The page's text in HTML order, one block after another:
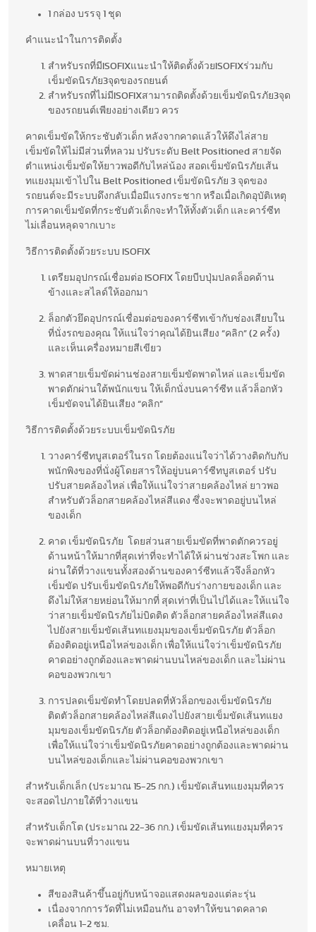
1 กล่อง บรรจุ 1 ชุด
คำแนะนำในการติดตั้ง
สำหรับรถที่มีISOFIXแนะนำให้ติดตั้งด้วยISOFIXร่วมกับ
เข็มขัดนิรภัย3จุดของรถยนต์
สำหรับรถที่ไม่มีISOFIXสามารถติดตั้งด้วยเข็มขัดนิรภัย3จุด
ของรถยนต์เพียงอย่างเดียว ควร
คาดเข็มขัดให้กระชับตัวเด็ก หลังจากคาดแล้วให้ดึงไล่สาย
เข็มขัดให้ไม่มีส่วนที่หลวม ปรับระดับ Belt Positioned สายจัด
ตำแหน่งเข็มขัดให้ยาวพอดีกับไหล่น้อง สอดเข็มขัดนิรภัยเส้น
ทแยงมุมเข้าไปใน Belt Positioned เข็มขัดนิรภัย 3 จุดของ
รถยนต์จะมีระบบดึงกลับเมื่อมีแรงกระชาก หรือเมื่อเกิดอุบัติเหตุ
การคาดเข็มขัดที่กระชับตัวเด็กจะทำให้ทั้งตัวเด็ก และคาร์ซีท
ไม่เลื่อนหลุดจากเบาะ
วิธีการติดตั้งด้วยระบบ ISOFIX
เตรียมอุปกรณ์เชื่อมต่อ ISOFIX โดยบีบปุ่มปลดล็อคด้าน
ข้างและสไลด์ให้ออกมา
ล็อกตัวยึดอุปกรณ์เชื่อมต่อของคาร์ซีทเข้ากับช่องเสียบใน
ที่นั่งรถของคุณ ให้แน่ใจว่าคุณได้ยินเสียง “คลิก” (2 ครั้ง)
และเห็นเครื่องหมายสีเขียว
พาดสายเข็มขัดผ่านช่องสายเข็มขัดพาดไหล่ และเข็มขัด
พาดตักผ่านใต้พนักแขน ให้เด็กนั่งบนคาร์ซีท แล้วล็อกหัว
เข็มขัดจนได้ยินเสียง “คลิก”
วิธีการติดตั้งด้วยระบบเข็มขัดนิรภัย
วางคาร์ซีทบูสเตอร์ในรถ โดยต้องแน่ใจว่าได้วางติดกับกับ
พนักพิงของที่นั่งผู้โดยสารให้อยู่บนคาร์ซีทบูสเตอร์ ปรับ
ปรับสายคล้องไหล่ เพื่อให้แน่ใจว่าสายคล้องไหล่ ยาวพอ
สำหรับตัวล็อกสายคล้องไหล่สีแดง ซึ่งจะพาดอยู่บนไหล่
ของเด็ก
คาด เข็มขัดนิรภัย โดยส่วนสายเข็มขัดที่พาดตักควรอยู่
ด้านหน้าให้มากที่สุดเท่าที่จะทำได้ให้ ผ่านช่วงสะโพก และ
ผ่านใต้ที่วางแขนทั้งสองด้านของคาร์ซีทแล้วจึงล็อกหัว
เข็มขัด ปรับเข็มขัดนิรภัยให้พอดีกับร่างกายของเด็ก และ
ดึงไม่ให้สายหย่อนให้มากที่ สุดเท่าที่เป็นไปได้และให้แน่ใจ
ว่าสายเข็มขัดนิรภัยไม่บิดติด ตัวล็อกสายคล้องไหล่สีแดง
ไปยังสายเข็มขัดเส้นทแยงมุมของเข็มขัดนิรภัย ตัวล็อก
ต้องติดอยู่เหนือไหล่ของเด็ก เพื่อให้แน่ใจว่าเข็มขัดนิรภัย
คาดอย่างถูกต้องและพาดผ่านบนไหล่ของเด็ก และไม่ผ่าน
คอของพวกเขา
การปลดเข็มขัดทำโดยปลดที่หัวล็อกของเข็มขัดนิรภัย
ติดตัวล็อกสายคล้องไหล่สีแดงไปยังสายเข็มขัดเส้นทแยง
มุมของเข็มขัดนิรภัย ตัวล็อกต้องติดอยู่เหนือไหล่ของเด็ก
เพื่อให้แน่ใจว่าเข็มขัดนิรภัยคาดอย่างถูกต้องและพาดผ่าน
บนไหล่ของเด็กและไม่ผ่านคอของพวกเขา
สำหรับเด็กเล็ก (ประมาณ 15-25 กก.) เข็มขัดเส้นทแยงมุมที่ควร
จะสอดไปภายใต้ที่วางแขน
สำหรับเด็กโต (ประมาณ 22-36 กก.) เข็มขัดเส้นทแยงมุมที่ควร
จะพาดผ่านบนที่วางแขน
หมายเหตุ
สีของสินค้าขึ้นอยู่กับหน้าจอแสดงผลของแต่ละรุ่น
เนื่องจากการวัดที่ไม่เหมือนกัน อาจทำให้ขนาดคลาด
เคลื่อน 1-2 ซม.